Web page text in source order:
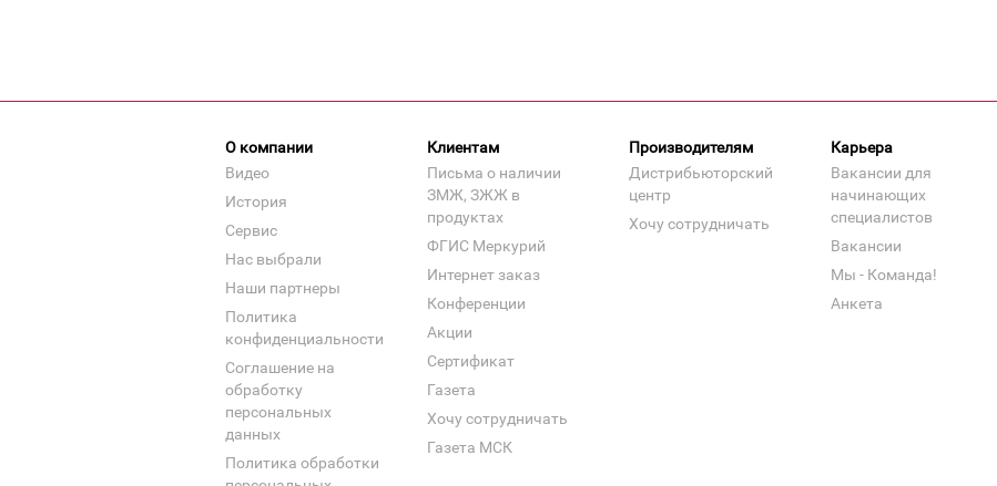
О компании
Видео
История
Сервис
Нас выбрали
Наши партнеры
Политика
конфиденциальности
Соглашение на
обработку
персональных
данных
Политика обработки
Клиентам
Письма о наличии
ЗМЖ, ЗЖЖ в
продуктах
ФГИС Меркурий
Интернет заказ
Конференции
Акции
Сертификат
Газета
Хочу сотрудничать
Газета МСК
Производителям
Дистрибьюторский
центр
Хочу сотрудничать
Карьера
Вакансии для
начинающих
специалистов
Вакансии
Мы - Команда!
Анкета